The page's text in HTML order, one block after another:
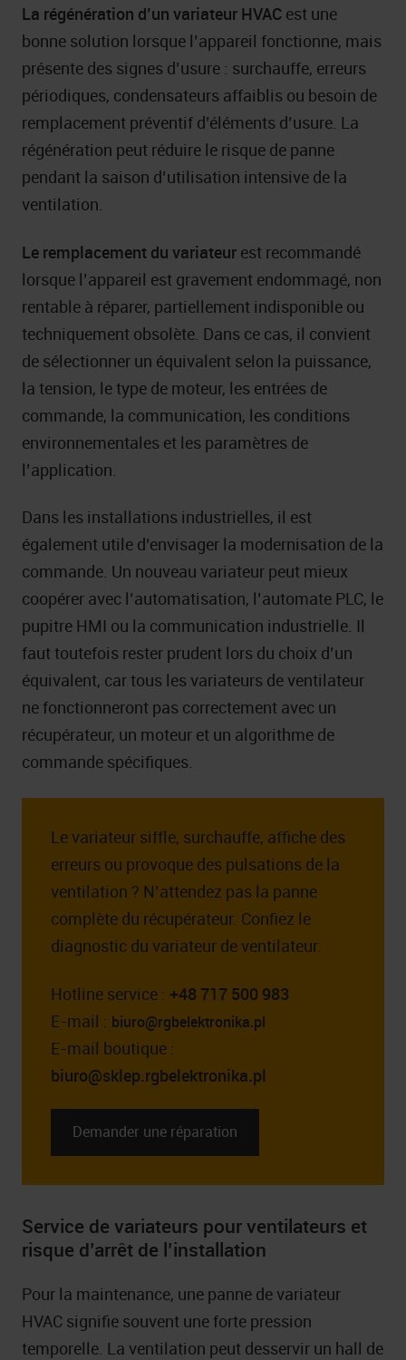
La régénération d’un variateur HVAC est une
bonne solution lorsque l’appareil fonctionne, mais
présente des signes d’usure : surchauffe, erreurs
périodiques, condensateurs affaiblis ou besoin de
remplacement préventif d’éléments d’usure. La
régénération peut réduire le risque de panne
pendant la saison d’utilisation intensive de la
ventilation.
Le remplacement du variateur est recommandé
lorsque l’appareil est gravement endommagé, non
rentable à réparer, partiellement indisponible ou
techniquement obsolète. Dans ce cas, il convient
de sélectionner un équivalent selon la puissance,
la tension, le type de moteur, les entrées de
commande, la communication, les conditions
environnementales et les paramètres de
l’application.
Dans les installations industrielles, il est
également utile d’envisager la modernisation de la
commande. Un nouveau variateur peut mieux
coopérer avec l’automatisation, l’automate PLC, le
pupitre HMI ou la communication industrielle. Il
faut toutefois rester prudent lors du choix d’un
équivalent, car tous les variateurs de ventilateur
ne fonctionneront pas correctement avec un
récupérateur, un moteur et un algorithme de
commande spécifiques.
Le variateur siffle, surchauffe, affiche des
erreurs ou provoque des pulsations de la
ventilation ? N’attendez pas la panne
complète du récupérateur. Confiez le
diagnostic du variateur de ventilateur.
Hotline service : +48 717 500 983
E-mail : biuro@rgbelektronika.pl
E-mail boutique :
biuro@sklep.rgbelektronika.pl
Demander une réparation
Service de variateurs pour ventilateurs et
risque d’arrêt de l’installation
Pour la maintenance, une panne de variateur
HVAC signifie souvent une forte pression
temporelle. La ventilation peut desservir un hall de